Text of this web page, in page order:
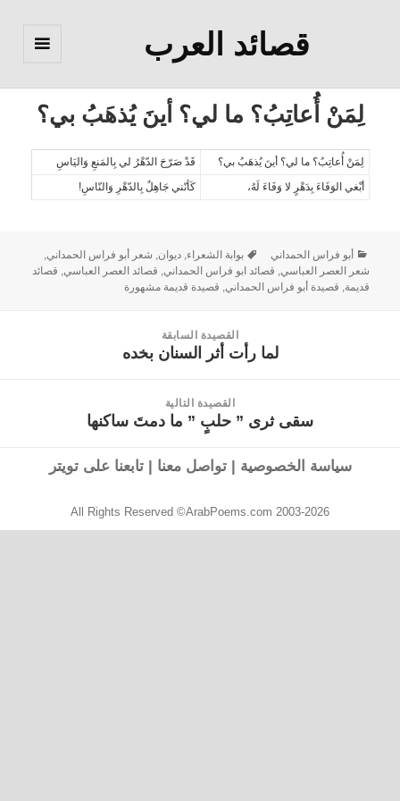
قصائد العرب
لِمَنْ أُعاتِبُ؟ ما لي؟ أينَ يُذهَبُ بي؟
لِمَنْ أُعاتِبُ؟ ما لي؟ أينَ يُذهَبُ بي؟
قَدْ صَرّحَ الدّهْرُ لي بِالمَنعِ وَاليَاسِ
أبْغي الوَفَاءَ بِدَهْرٍ لا وَفَاءَ لَهُ،
كَأنّني جَاهِلٌ بِالدّهْرِ وَالنّاسِ!
أبو فراس الحمداني بوابة الشعراء,ديوان, شعر أبو فراس الحمداني,
شعر العصر العباسي, قصائد ابو فراس الحمداني, قصائد العصر العباسي, قصائد
قديمة, قصيدة أبو فراس الحمداني, قصيدة قديمة مشهورة
القصيدة السابقة
لما رأت أثر السنان بخده
القصيدة التالية
سقى ثرى ” حلبٍ ” ما دمتَ ساكنها
سياسة الخصوصية |تواصل معنا |تابعنا على تويتر
All Rights Reserved ©ArabPoems.com 2003-2026